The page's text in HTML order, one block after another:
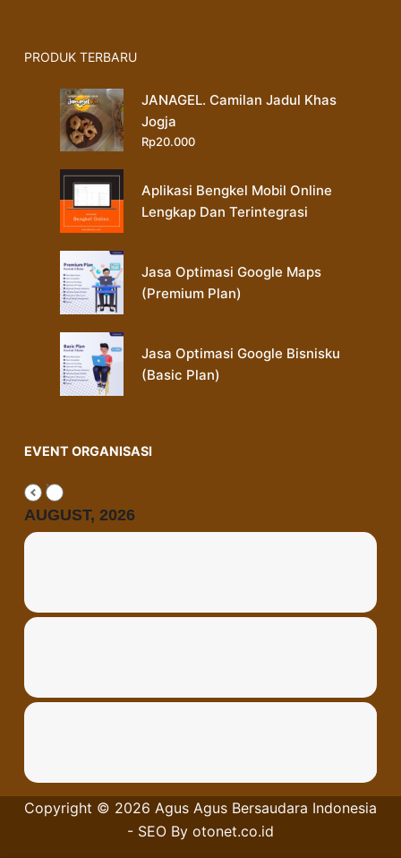
PRODUK TERBARU
JANAGEL. Camilan Jadul Khas
Jogja
Rp20.000
Aplikasi Bengkel Mobil Online
Lengkap Dan Terintegrasi
Jasa Optimasi Google Maps
(Premium Plan)
Jasa Optimasi Google Bisnisku
(Basic Plan)
EVENT ORGANISASI
AUGUST, 2026
Copyright © 2026 Agus Agus Bersaudara Indonesia
- SEO By otonet.co.id